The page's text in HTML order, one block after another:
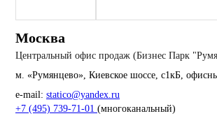
Москва
Центральный офис продаж (Бизнес Парк
м. «Румянцево», Киевское шоссе, с1кБ,
e-mail: statico@yandex.ru
+7 (495) 739-71-01 (многоканальный)